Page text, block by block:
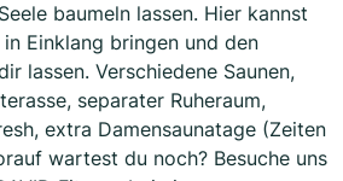
baumeln lassen. Hier kannst
Einklang bringen und den
lassen. Verschiedene Saunen,
separater Ruheraum,
extra Damensaunatage (Zeiten
wartest du noch? Besuche uns